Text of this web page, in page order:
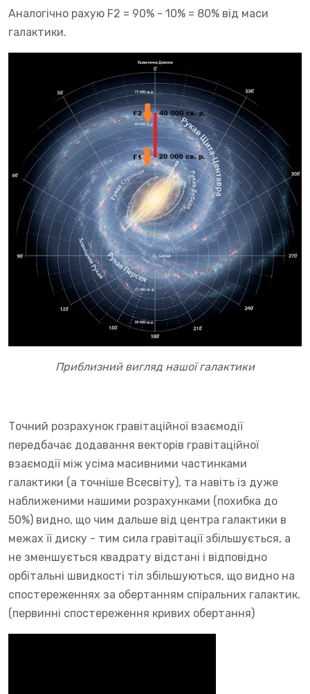
Аналогічно рахую F2 = 90% - 10% = 80% від маси
галактики.
Приблизний вигляд нашої галактики
Точний розрахунок гравітаційної взаємодії
передбачає додавання векторів гравітаційної
взаємодії між усіма масивними частинками
галактики (а точніше Всесвіту), та навіть із дуже
наближеними нашими розрахунками (похибка до
50%) видно, що чим дальше від центра галактики в
межах її диску - тим сила гравітації збільшується, а
не зменшується квадрату відстані і відповідно
орбітальні швидкості тіл збільшуються, що видно на
спостереженнях за обертанням спіральних галактик.
(первинні спостереження кривих обертання)